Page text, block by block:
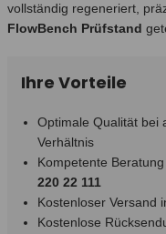
vollständig regeneriert,
FlowBench Prüfstand
Ihre Vorteile
Optimale Qualität bei
Verhältnis
Kompetente
220 22 111
Kostenloser Versand
Kostenlose